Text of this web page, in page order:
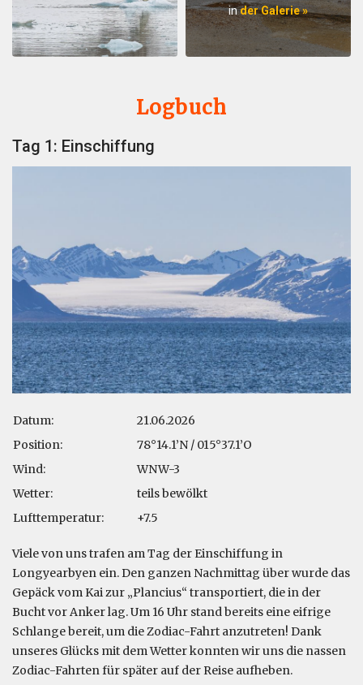
inder Galerie »
Logbuch
Tag 1: Einschiffung
Datum:
21.06.2026
Position:
78°14.1’N / 015°37.1’O
Wind:
WNW-3
Wetter:
teils bewölkt
Lufttemperatur:
+7.5
Viele von uns trafen am Tag der Einschiffung in
Longyearbyen ein. Den ganzen Nachmittag über wurde das
Gepäck vom Kai zur „Plancius“ transportiert, die in der
Bucht vor Anker lag. Um 16 Uhr stand bereits eine eifrige
Schlange bereit, um die Zodiac-Fahrt anzutreten! Dank
unseres Glücks mit dem Wetter konnten wir uns die nassen
Zodiac-Fahrten für später auf der Reise aufheben.